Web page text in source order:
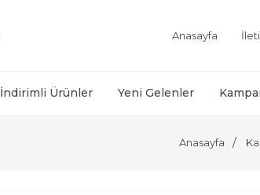
Anasayfa
İndirimli Ürünler Yeni Gelenler
Anasayfa